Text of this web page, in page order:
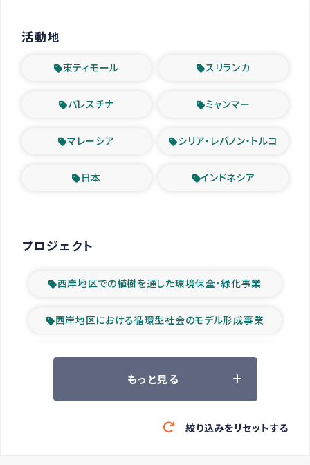
活動地
東ティモール スリランカ
パレスチナ ミャンマー
マレーシア シリア・レバノン・トルコ
日本 インドネシア
プロジェクト
西岸地区での植樹を通した環境保全・緑化事業
西岸地区における循環型社会のモデル形成事業
ツアー参加者の声
緊急救援の時代
もっと見る
絞り込みをリセットする